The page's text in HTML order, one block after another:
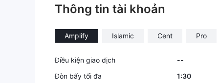
Thông tin tài khoản
Amplify Islamic Cent Pro
Điều kiện giao dịch --
Đòn bẩy tối đa
1:30